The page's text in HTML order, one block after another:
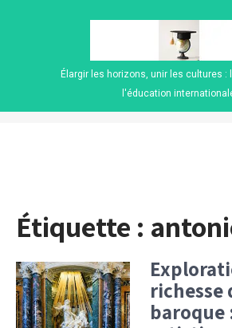
Élargir les horizons, unir les cultures :
l'éducation
Étiquette :
richesse
baroque